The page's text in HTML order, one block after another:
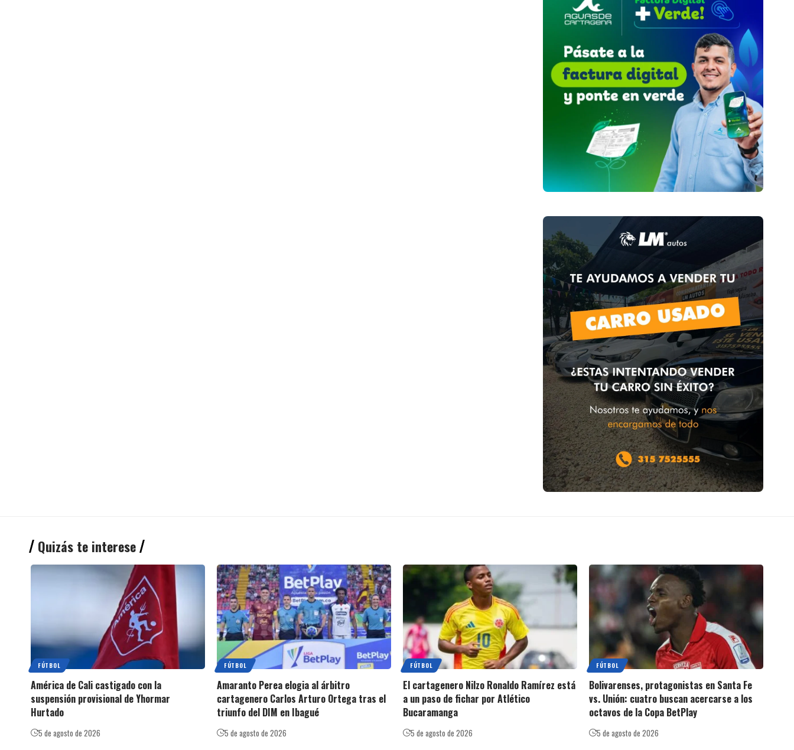
Quizás te interese
FÚTBOL
América de Cali castigado con la
suspensión provisional de Yhormar
Hurtado
5 de agosto de 2026
FÚTBOL
Amaranto Perea elogia al árbitro
cartagenero Carlos Arturo Ortega tras el
triunfo del DIM en Ibagué
5 de agosto de 2026
FÚTBOL
El cartagenero Nilzo Ronaldo Ramírez está
a un paso de fichar por Atlético
Bucaramanga
5 de agosto de 2026
FÚTBOL
Bolivarenses, protagonistas en Santa Fe
vs. Unión: cuatro buscan acercarse a los
octavos de la Copa BetPlay
5 de agosto de 2026